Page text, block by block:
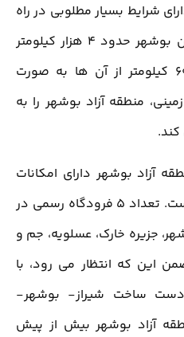
شرایط بسیار مطلوبی در راه
های دسترسی است. در استان بوشهر حدود 4 هزار کیلومتر
راه زمینی وجود دارد که 600 کیلومتر از آن ها به صورت
منطقه آزاد بوشهر را به
آزاد بوشهر دارای امکانات
خوب برای دسترسی هوایی است. تعداد 5 فرودگاه رسمی در
جزیره خارک، عسلویه، جم و
این که انتظار می رود، با
دست ساخت شیراز- بوشهر-
آزاد بوشهر بیش از پیش